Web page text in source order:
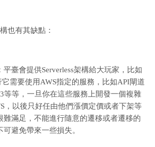
也有其缺點：
平臺會提供Serverless架構給大玩家，比如
它需要使用AWS指定的服務，比如API閘道
等等，一旦你在這些服務上開發一個複雜
，以後只好任由他們漲價定價或者下架等
難滿足，不能進行隨意的遷移或者遷移的
避免帶來一些損失。